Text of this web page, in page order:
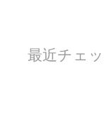
最近チェ